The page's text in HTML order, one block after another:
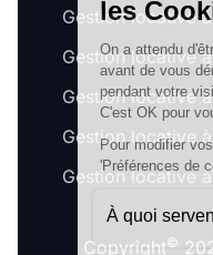
Gestion locative
Gestion locative
Gestion locative
Gestion locative
Gestion locative
Copyright©
les Cookies !
On a attendu d'être sûrs
avant de vous déranger,
pendant votre visite...
C'est OK pour vous ?
Pour modifier vos
'Préférences de cookies'
À quoi servent ces